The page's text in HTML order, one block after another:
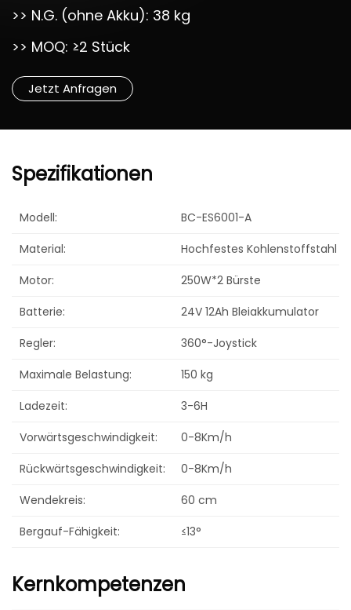
>> N.G. (ohne Akku): 38 kg
>> MOQ: ≥2 Stück
Jetzt Anfragen
Spezifikationen
Modell:
BC-ES6001-A
Material:
Hochfestes Kohlenstoffstahl
Motor:
250W*2 Bürste
Batterie:
24V 12Ah Bleiakkumulator
Regler:
360°-Joystick
Maximale Belastung:
150 kg
Ladezeit:
3-6H
Vorwärtsgeschwindigkeit:
0-8Km/h
Rückwärtsgeschwindigkeit:
0-8Km/h
Wendekreis:
60 cm
Bergauf-Fähigkeit:
≤13°
Kernkompetenzen